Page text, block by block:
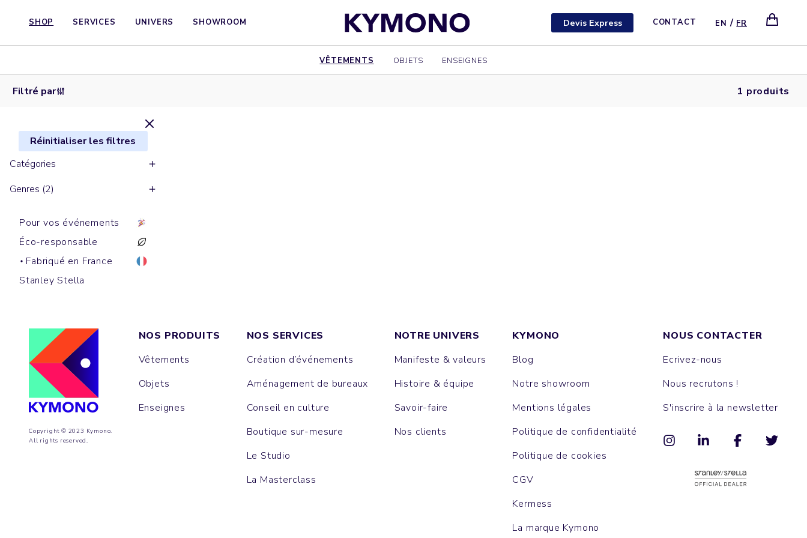
SHOP SERVICES UNIVERS SHOWROOM Devis Express CONTACT EN / FR
VÊTEMENTS OBJETS ENSEIGNES
Filtré par 1 produits
Réinitialiser les filtres
Catégories
Genres (2)
Pour vos événements
Éco-responsable
Fabriqué en France
Stanley Stella
T-shirts
courtes
Copyright © 2023 Kymono.
All rights reserved.
NOS PRODUITS
Vêtements
Objets
Enseignes
NOS SERVICES
Création d’événements
Aménagement de bureaux
Conseil en culture
Boutique sur-mesure
Le Studio
La Masterclass
NOTRE UNIVERS
Manifeste & valeurs
Histoire & équipe
Savoir-faire
Nos clients
KYMONO
Blog
Notre showroom
Mentions légales
Politique de confidentialité
Politique de cookies
CGV
Kermess
La marque Kymono
NOUS CONTACTER
Ecrivez-nous
Nous recrutons !
S'inscrire à la newsletter